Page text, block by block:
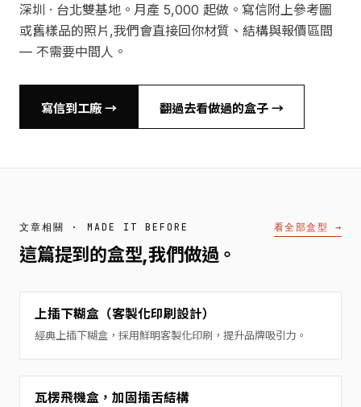
深圳 · 台北雙基地。月產 5,000 起做。寫信附上參考圖
或舊樣品的照片,我們會直接回你材質、結構與報價區間
— 不需要中間人。
寫信到工廠 → 翻過去看做過的盒子 →
文章相關 · MADE IT BEFORE
這篇提到的盒型,我們做過。
看全部盒型 →
上插下糊盒（客製化印刷設計）
經典上插下糊盒，採用鮮明客製化印刷，提升品牌吸引力。
瓦楞飛機盒，加固插舌結構